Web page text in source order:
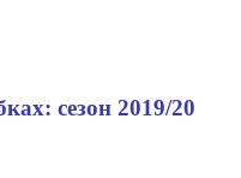
сезон 2019/20